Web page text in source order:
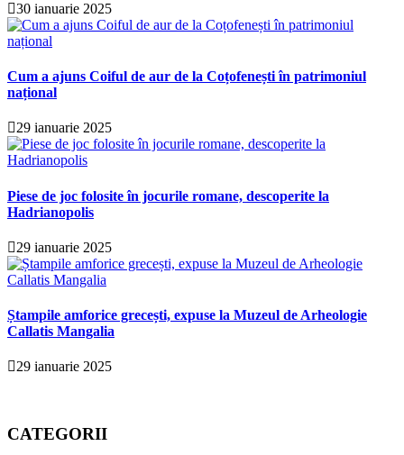
30 ianuarie 2025
Cum a ajuns Coiful de aur de la Coțofenești în patrimoniul
național
29 ianuarie 2025
Piese de joc folosite în jocurile romane, descoperite la
Hadrianopolis
29 ianuarie 2025
Ștampile amforice grecești, expuse la Muzeul de Arheologie
Callatis Mangalia
29 ianuarie 2025
CATEGORII